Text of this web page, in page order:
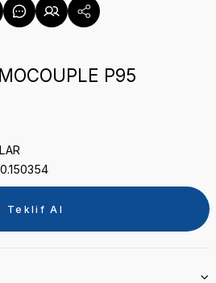
P95
Teklif Al